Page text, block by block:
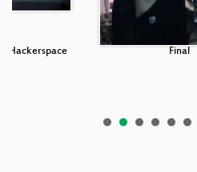
Hackerspace Final